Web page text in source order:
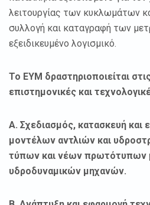
λειτουργίας των κυκλωμάτων
συλλογή και καταγραφή των
εξειδικευμένο λογισμικό.
Το ΕΥΜ δραστηριοποιείται
επιστημονικές και
Α. Σχεδιασμός, κατασκευή και
μοντέλων αντλιών και
τύπων και νέων πρωτότυπων
υδροδυναμικών μηχανών.